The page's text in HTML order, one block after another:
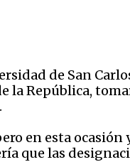
de San
la República,
en esta
que las